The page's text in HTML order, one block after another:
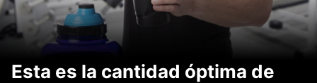
Esta es la cantidad óptima de